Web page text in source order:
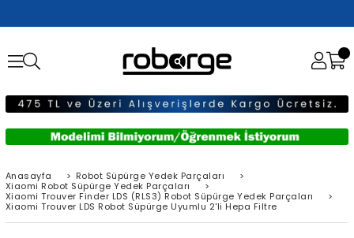
Anasayfa > Robot Süpürge Yedek Parçaları
>
Xiaomi Robot Süpürge Yedek Parçaları
>
Xiaomi Trouver Finder LDS (RLS3) Robot Süpürge Yedek Parçaları
>
Xiaomi Trouver LDS Robot Süpürge Uyumlu 2'li Hepa Filtre